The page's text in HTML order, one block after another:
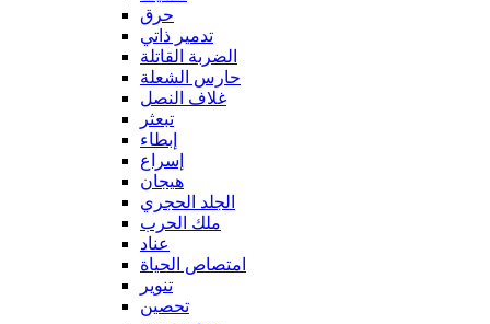
حرق
تدمير ذاتي
الضربة القاتلة
حارس الشعلة
غلاف النصل
تبعثر
إبطاء
إسراع
هيجان
الجلد الحجري
ملك الحرب
عناد
امتصاص الحياة
تنوير
تحصين